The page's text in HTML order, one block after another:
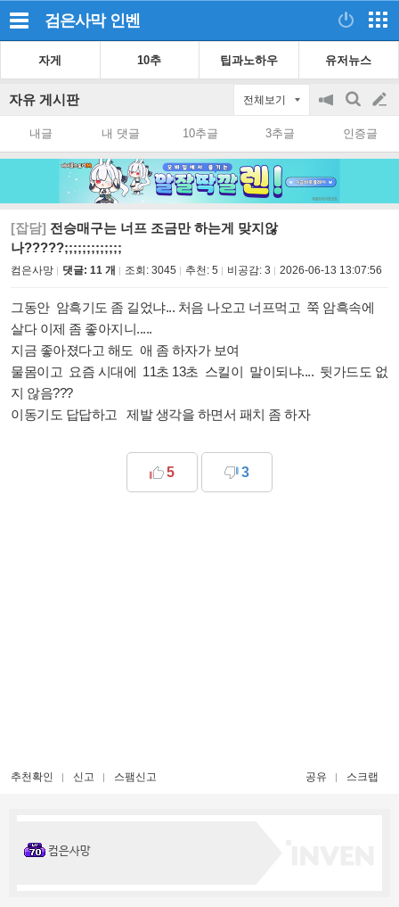
검은사막 인벤
자게 10추 팁과노하우 유저뉴스
자유 게시판 전체보기
공
on/off
검
색
글
쓰
내글 내 댓글 10추글 3추글 인증글
[잡담] 전승매구는 너프 조금만 하는게 맞지않
나?????;;;;;;;;;;;;;
컴은사망 댓글: 11 개 조회: 3045 추천: 5 비공감: 3 2026-06-13 13:07:56
그동안 암흑기도 좀 길었냐... 처음 나오고 너프먹고 쭉 암흑속에
살다 이제 좀 좋아지니.....
지금 좋아졌다고 해도 애 좀 하자가 보여
물몸이고 요즘 시대에 11초 13초 스킬이 말이되냐.... 뒷가드도 없
지 않음???
이동기도 답답하고 제발 생각을 하면서 패치 좀 하자
5 3
추천확인 신고 스팸신고 공유 스크랩
컴은사망